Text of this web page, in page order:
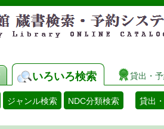
いろいろ検索 貸出・
ジャンル検索 NDC分類検索 貸出